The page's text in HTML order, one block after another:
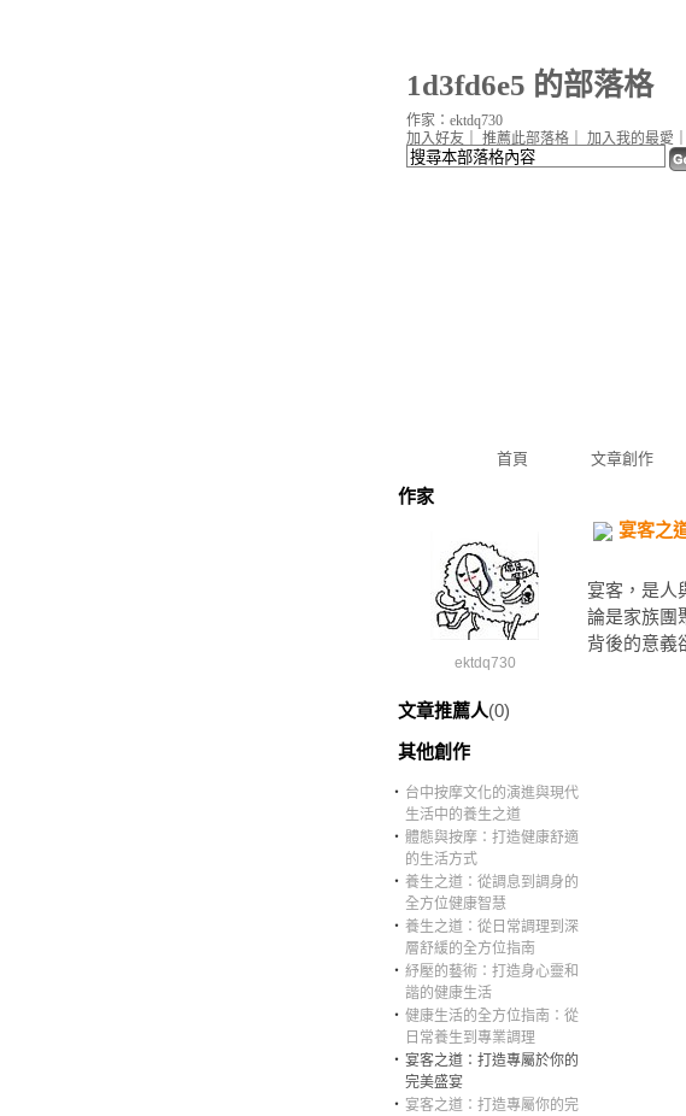
1d3fd6e5 的部落格
首頁 文章創作
加入好友 推薦此部落格 加入我的最愛
作家：ektdq730
作家
ektdq730
文章推薦人(0)
其他創作
‧ 台中按摩文化的演進與現代
生活中的養生之道
‧ 體態與按摩：打造健康舒適
的生活方式
‧ 養生之道：從調息到調身的
全方位健康智慧
‧ 養生之道：從日常調理到深
層舒緩的全方位指南
‧ 紓壓的藝術：打造身心靈和
諧的健康生活
‧ 健康生活的全方位指南：從
日常養生到專業調理
‧ 宴客之道：打造專屬於你的
完美盛宴
‧ 宴客之道：打造專屬你的完
宴客之
宴客，是人
論是家族團
背後的意義